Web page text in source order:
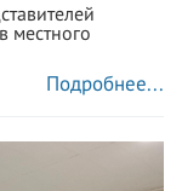
местного
Подробнее...